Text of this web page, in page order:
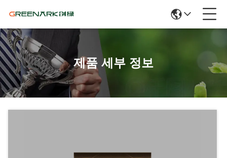
제품 세부 정보